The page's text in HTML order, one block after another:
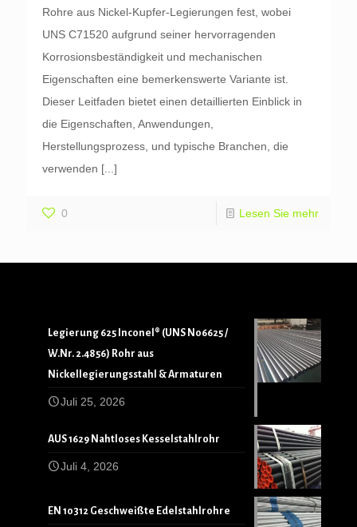
Rohre aus Nickel-Kupfer-Legierungen fest, wobei
UNS C71520 aufgrund seiner hervorragenden
Korrosionsbeständigkeit und mechanischen
Eigenschaften eine bemerkenswerte Variante ist.
Dieser Leitfaden bietet einen detaillierten Einblick in
die Eigenschaften, Anwendungen,
Herstellungsprozess, und typische Branchen, die
verwenden [...]
0 Lesen Sie mehr
Legierung 625 Inconel® (UNS N06625 /
W.Nr. 2.4856) Rohr aus
Nickellegierungsstahl & Armaturen
Juli 25, 2026
AUS 1629 Nahtloses Kesselstahlrohr
Juli 4, 2026
EN 10312 Geschweißte Edelstahlrohre